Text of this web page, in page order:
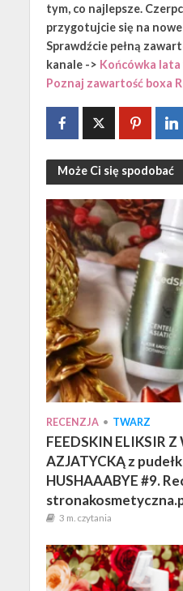
tym, co najlepsze.
przygotujcie się na
Sprawdźcie pełną
kanale -> Końcówka
Poznaj zawartość boxa
Może Ci się spodobać
RECENZJA • TWARZ
FEEDSKIN ELIKSIR
AZJATYCKĄ z
HUSHAAABYE #9.
3 m. czytania